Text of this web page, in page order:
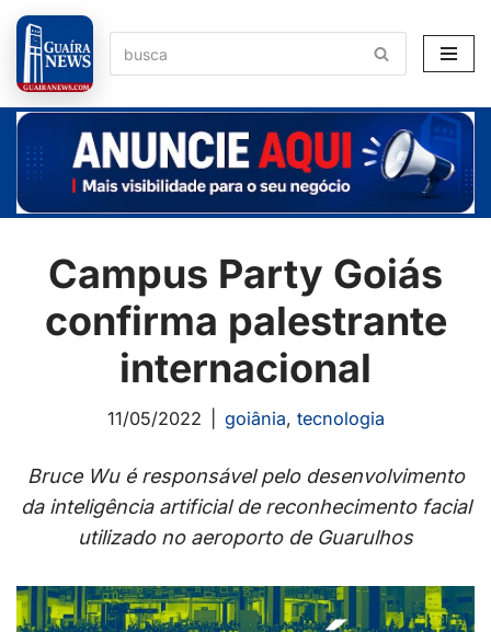
Pular
para
o
conteúdo
Campus Party Goiás
confirma palestrante
internacional
11/05/2022 goiânia, tecnologia
Bruce Wu é responsável pelo desenvolvimento
da inteligência artificial de reconhecimento facial
utilizado no aeroporto de Guarulhos